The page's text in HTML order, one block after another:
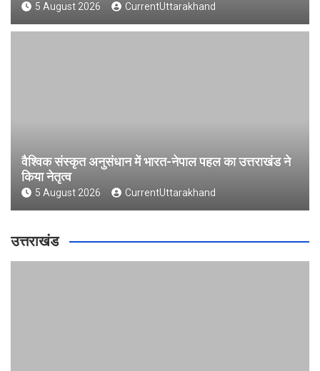
5 August 2026 CurrentUttarakhand
वैश्विक संस्कृत अनुसंधान में भारत-नेपाल पहल का उत्तराखंड ने
किया नेतृत्व
5 August 2026 CurrentUttarakhand
उत्तराखंड